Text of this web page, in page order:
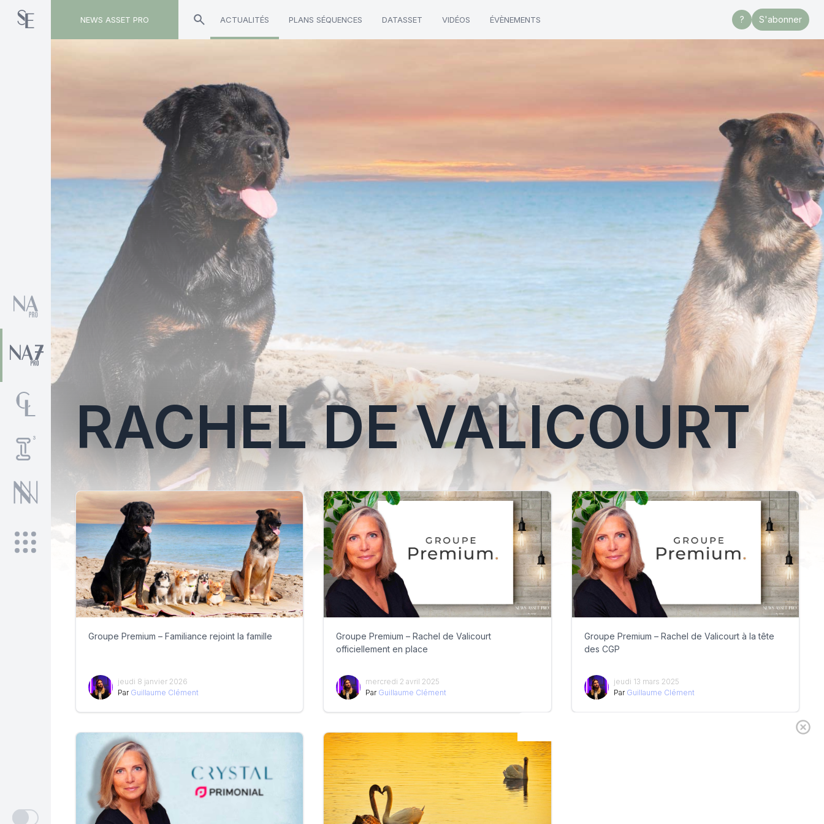
NEWS ASSET PRO ACTUALITÉS PLANS SÉQUENCES DATASSET VIDÉOS ÉVÈNEMENTS ? S'abonner
RACHEL DE VALICOURT
Groupe Premium – Familiance rejoint la famille
jeudi 8 janvier 2026
Par Guillaume Clément
Groupe Premium – Rachel de Valicourt
officiellement en place
mercredi 2 avril 2025
Par Guillaume Clément
Groupe Premium – Rachel de Valicourt à la tête
des CGP
jeudi 13 mars 2025
Par Guillaume Clément